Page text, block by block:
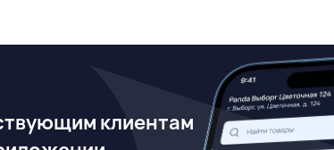
клиентам